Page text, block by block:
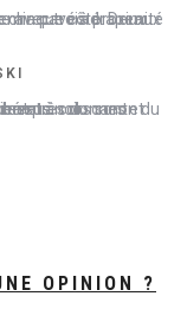
OPINION ?